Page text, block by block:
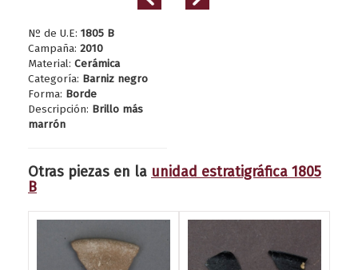
Nº de U.E: 1805 B
Campaña: 2010
Material: Cerámica
Categoría: Barniz negro
Forma: Borde
Descripción: Brillo más
marrón
Otras piezas en la unidad estratigráfica 1805
B